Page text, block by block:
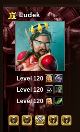
Ludek
Level 120
Level 120
Level 120